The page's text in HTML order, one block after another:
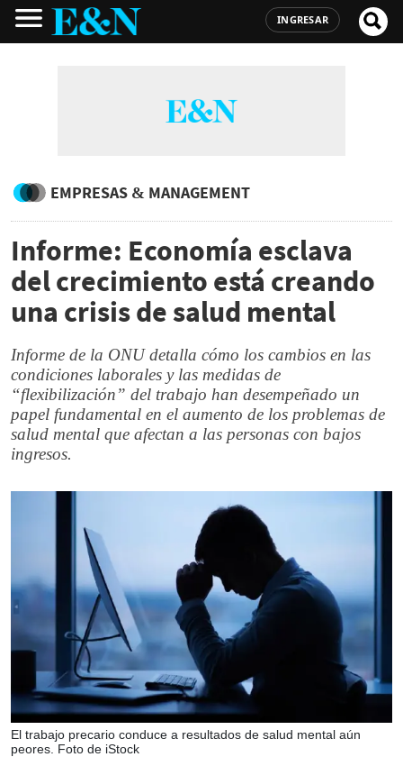
INGRESAR
EMPRESAS & MANAGEMENT
Informe: Economía esclava
del crecimiento está creando
una crisis de salud mental
Informe de la ONU detalla cómo los cambios en las
condiciones laborales y las medidas de
“flexibilización” del trabajo han desempeñado un
papel fundamental en el aumento de los problemas de
salud mental que afectan a las personas con bajos
ingresos.
El trabajo precario conduce a resultados de salud mental aún
peores. Foto de iStock